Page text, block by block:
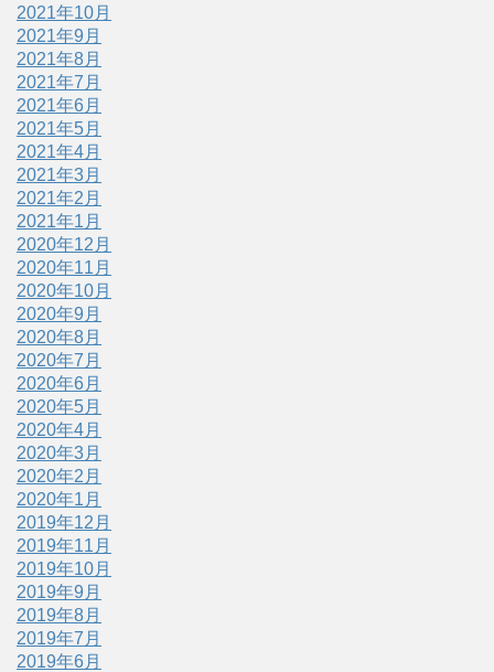
2021年10月
2021年9月
2021年8月
2021年7月
2021年6月
2021年5月
2021年4月
2021年3月
2021年2月
2021年1月
2020年12月
2020年11月
2020年10月
2020年9月
2020年8月
2020年7月
2020年6月
2020年5月
2020年4月
2020年3月
2020年2月
2020年1月
2019年12月
2019年11月
2019年10月
2019年9月
2019年8月
2019年7月
2019年6月